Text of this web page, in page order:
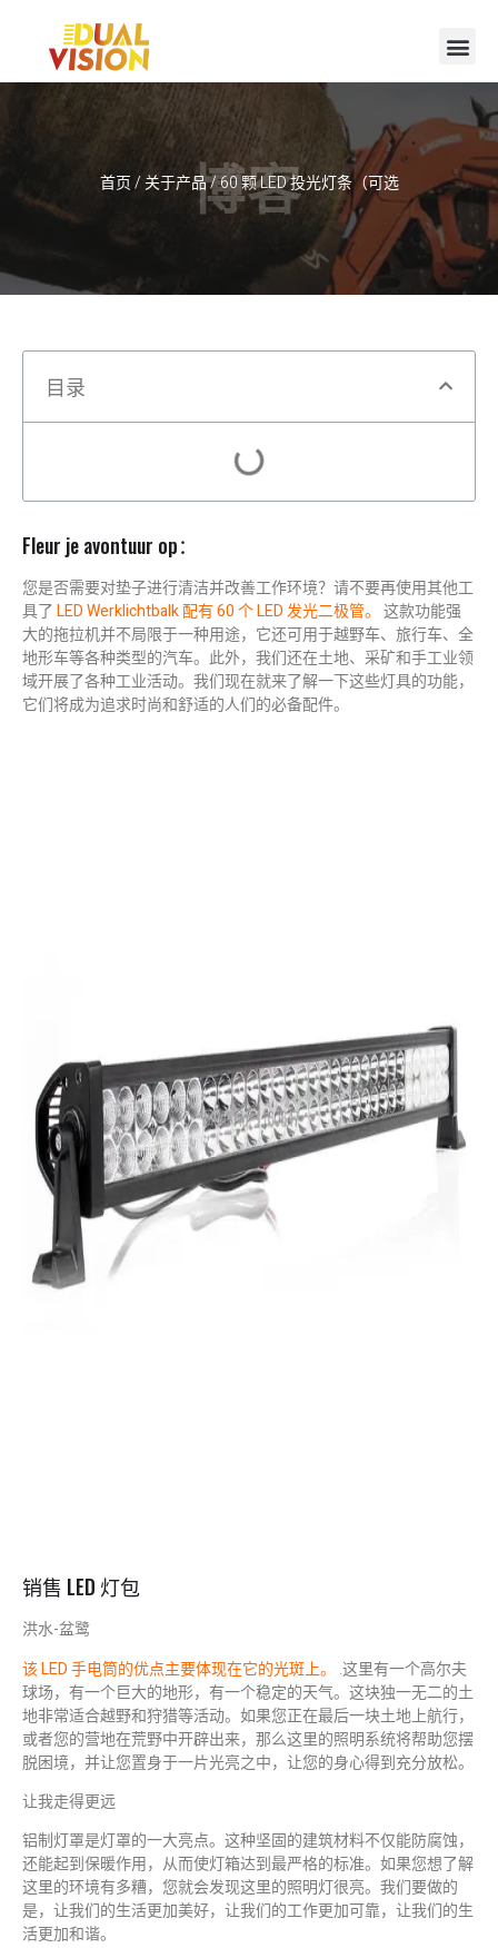
首页/ 关于产品/ 60 颗 LED 投光灯条（可选
博客
目录
Fleur je avontuur op：
您是否需要对垫子进行清洁并改善工作环境？请不要再使用其他工
具了 LED Werklichtbalk配有 60 个 LED 发光二极管。 这款功能强
大的拖拉机并不局限于一种用途，它还可用于越野车、旅行车、全
地形车等各种类型的汽车。此外，我们还在土地、采矿和手工业领
域开展了各种工业活动。我们现在就来了解一下这些灯具的功能，
它们将成为追求时尚和舒适的人们的必备配件。
销售 LED 灯包
洪水-盆鹭
该 LED 手电筒的优点主要体现在它的光斑上。
.这里有一个高尔夫
球场，有一个巨大的地形，有一个稳定的天气。这块独一无二的土
地非常适合越野和狩猎等活动。如果您正在最后一块土地上航行，
或者您的营地在荒野中开辟出来，那么这里的照明系统将帮助您摆
脱困境，并让您置身于一片光亮之中，让您的身心得到充分放松。
让我走得更远
铝制灯罩是灯罩的一大亮点。这种坚固的建筑材料不仅能防腐蚀，
还能起到保暖作用，从而使灯箱达到最严格的标准。如果您想了解
这里的环境有多糟，您就会发现这里的照明灯很亮。我们要做的
是，让我们的生活更加美好，让我们的工作更加可靠，让我们的生
活更加和谐。